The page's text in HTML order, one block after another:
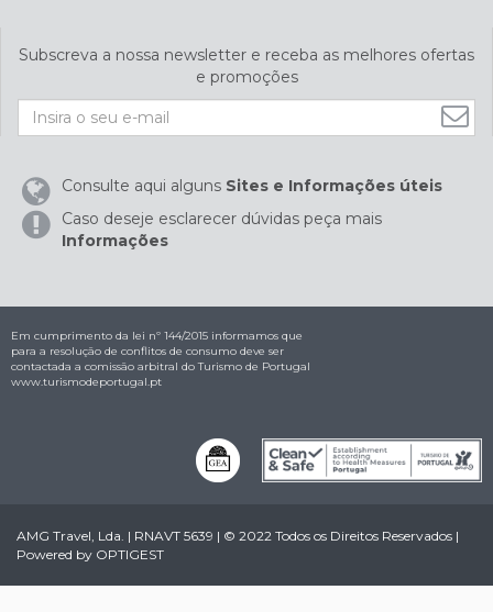
Subscreva a nossa newsletter e receba as melhores ofertas
e promoções
Consulte aqui alguns Sites e Informações úteis
Caso deseje esclarecer dúvidas peça mais
Informações
Em cumprimento da lei nº 144/2015 informamos que
para a resolução de conflitos de consumo deve ser
contactada a comissão arbitral do Turismo de Portugal
www.turismodeportugal.pt
AMG Travel, Lda. | RNAVT 5639 | © 2022 Todos os Direitos Reservados |
Powered by OPTIGEST